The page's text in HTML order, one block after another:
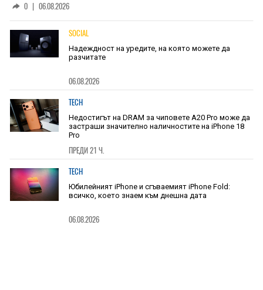
0 | 06.08.2026
SOCIAL
Надеждност на уредите, на която можете да
разчитате
06.08.2026
TECH
Недостигът на DRAM за чиповете A20 Pro може да
застраши значително наличностите на iPhone 18
Pro
ПРЕДИ 21 Ч.
TECH
Юбилейният iPhone и сгъваемият iPhone Fold:
всичко, което знаем към днешна дата
06.08.2026